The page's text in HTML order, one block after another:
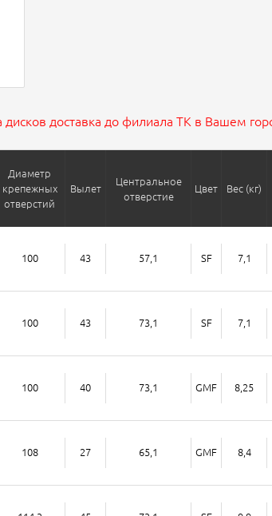
доставка до филиала ТК в Вашем
Диаметр
крепежных
отверстий
Вылет
Центральное
отверстие
Цвет Вес (кг)
100 43 57,1 SF 7,1
100 43 73,1 SF 7,1
100 40 73,1 GMF 8,25
108 27 65,1 GMF 8,4